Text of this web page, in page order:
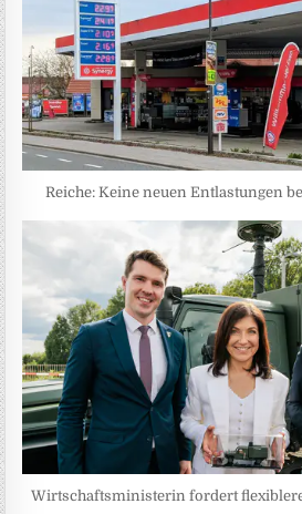
Reiche: Keine neuen Entlastungen
Wirtschaftsministerin fordert